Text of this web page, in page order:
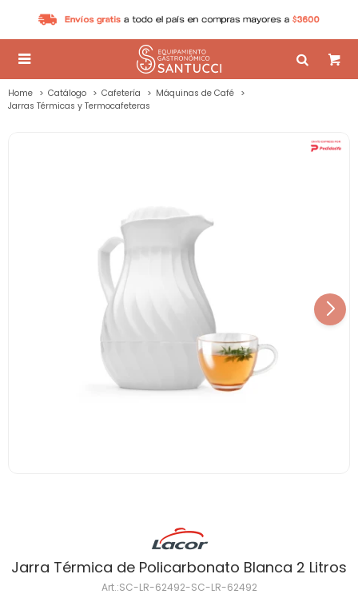

Home Catálogo Cafetería
Máquinas de Café
Jarras Térmicas y Termocafeteras
Jarra Térmica de Policarbonato Blanca 2 Litros
SC-LR-62492-SC-LR-62492